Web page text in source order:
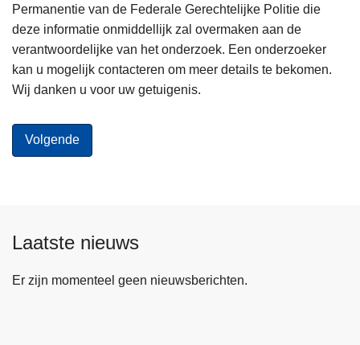
Permanentie van de Federale Gerechtelijke Politie die
deze informatie onmiddellijk zal overmaken aan de
verantwoordelijke van het onderzoek. Een onderzoeker
kan u mogelijk contacteren om meer details te bekomen.
Wij danken u voor uw getuigenis.
Laatste nieuws
Er zijn momenteel geen nieuwsberichten.